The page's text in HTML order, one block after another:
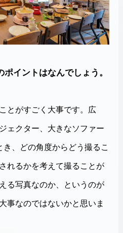
イントはなんでしょう。
とがすごく大事です。広
ェクター、大きなソファー
、どの角度からどう撮るこ
れるかを考えて撮ることが
る写真なのか、というのが
事なのではないかと思いま